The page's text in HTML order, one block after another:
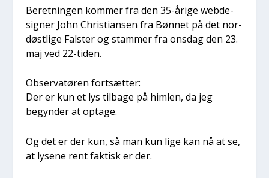
Beret­nin­gen kom­mer fra den 35-åri­ge web­de­
sig­ner John Chri­sti­an­sen fra Bøn­net på det nor­
døst­li­ge Fal­ster og stam­mer fra ons­dag den 23.
maj ved 22-tiden.
Obser­va­tø­ren fort­sæt­ter:
Der er kun et lys til­ba­ge på him­len, da jeg
begyn­der at opta­ge.
Og det er der kun, så man kun lige kan nå at se,
at lyse­ne rent fak­tisk er der.